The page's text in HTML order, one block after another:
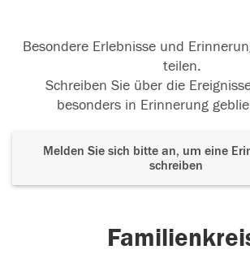
Besondere Erlebnisse und
teilen.
Schreiben Sie über die
besonders in Erinnerung
Melden Sie sich bitte an, um eine
schreiben